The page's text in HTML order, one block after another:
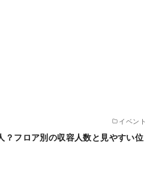
イベント
フロア別の収容人数と見やすい位